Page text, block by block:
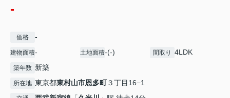
-
価格 -
建物面積- 土地面積-(-) 間取り 4LDK
築年数 新築
所在地 東京都東村山市恩多町３丁目16−1